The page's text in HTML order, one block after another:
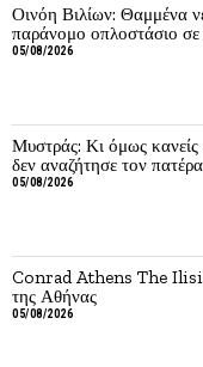
Οινόη Βιλίων: Θαμμένα
παράνομο οπλοστάσιο σε
05/08/2026
Μυστράς: Κι όμως κανείς
δεν αναζήτησε τον πατέρα
05/08/2026
Conrad Athens The
της Αθήνας
05/08/2026